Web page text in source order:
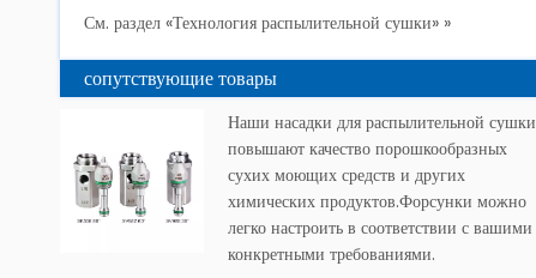
См. раздел «Технология распылительной сушки» »
сопутствующие товары
Наши насадки для распылительной сушки
повышают качество порошкообразных
сухих моющих средств и других
химических продуктов.Форсунки можно
легко настроить в соответствии с вашими
конкретными требованиями.